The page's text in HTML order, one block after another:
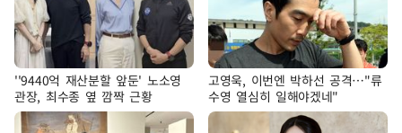
''9440억 재산분할 앞둔' 노소영
관장, 최수종 옆 깜짝 근황
고영욱, 이번엔 박하선 공격…"류
수영 열심히 일해야겠네"